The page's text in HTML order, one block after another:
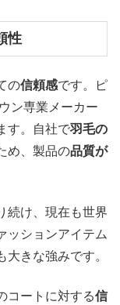
性
の信頼感です。ピ
ン専業メーカー
す。自社で羽毛の
め、製品の品質が
続け、現在も世界
ッションアイテム
大きな強みです。
コートに対する信